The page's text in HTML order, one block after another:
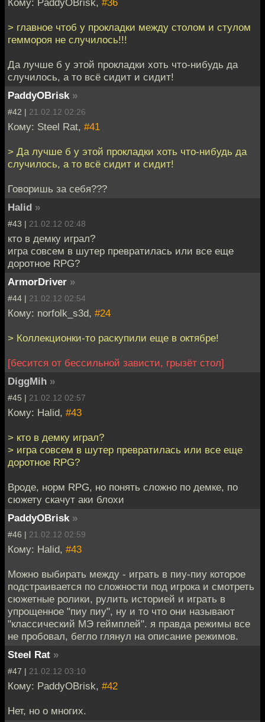
> главное чтоб у прокладки между столом и стулом
геммороя не случилось!!!
Да лучше б у этой прокладки хоть что-нибудь да
случилось, а то всё сидит и сидит!
PaddyOBrisk »
#42 | 21.02.12 02:26
Кому: Steel Rat, #41
> Да лучше б у этой прокладки хоть что-нибудь да
случилось, а то всё сидит и сидит!
Говоришь за себя???
Halid »
#43 | 21.02.12 02:48
кто в демку играл?
игра совсем в шутер превратилась или все еще
доротное RPG?
ArmorDriver »
#44 | 21.02.12 02:54
Кому: norfolk_s3d, #24
> Коллекционки-то раскупили еще в октябре!
[бесится от бессильной зависти, грызёт стол]
DiggMih »
#45 | 21.02.12 02:57
Кому: Halid, #43
> кто в демку играл?
> игра совсем в шутер превратилась или все еще
доротное RPG?
Вроде, норм RPG, но понять сложно по демке, по
сюжету скачут аки блохи
PaddyOBrisk »
#46 | 21.02.12 02:59
Кому: Halid, #43
Можно выбирать между - играть в пиу-пиу которое
подстраивается по сложности под игрока и смотреть
сюжетные ролики, рулить историей и играть в
упрощенное "пиу пиу", ну и то что они называют
"классический МЭ геймплей". я правда режимы все
не пробовал, бегло глянул на описание режимов.
Steel Rat »
#47 | 21.02.12 03:10
Кому: PaddyOBrisk, #42
Нет, но о многих.